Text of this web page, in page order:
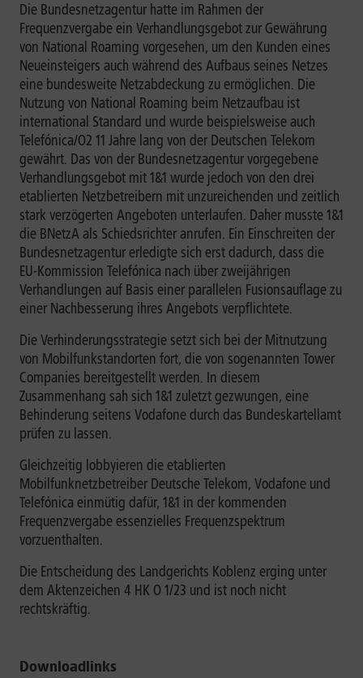
Die Bundesnetzagentur hatte im Rahmen der
Frequenzvergabe ein Verhandlungsgebot zur Gewährung
von National Roaming vorgesehen, um den Kunden eines
Neueinsteigers auch während des Aufbaus seines Netzes
eine bundesweite Netzabdeckung zu ermöglichen. Die
Nutzung von National Roaming beim Netzaufbau ist
international Standard und wurde beispielsweise auch
Telefónica/O2 11 Jahre lang von der Deutschen Telekom
gewährt. Das von der Bundesnetzagentur vorgegebene
Verhandlungsgebot mit 1&1 wurde jedoch von den drei
etablierten Netzbetreibern mit unzureichenden und zeitlich
stark verzögerten Angeboten unterlaufen. Daher musste 1&1
die BNetzA als Schiedsrichter anrufen. Ein Einschreiten der
Bundesnetzagentur erledigte sich erst dadurch, dass die
EU-Kommission Telefónica nach über zweijährigen
Verhandlungen auf Basis einer parallelen Fusionsauflage zu
einer Nachbesserung ihres Angebots verpflichtete.
Die Verhinderungsstrategie setzt sich bei der Mitnutzung
von Mobilfunkstandorten fort, die von sogenannten Tower
Companies bereitgestellt werden. In diesem
Zusammenhang sah sich 1&1 zuletzt gezwungen, eine
Behinderung seitens Vodafone durch das Bundeskartellamt
prüfen zu lassen.
Gleichzeitig lobbyieren die etablierten
Mobilfunknetzbetreiber Deutsche Telekom, Vodafone und
Telefónica einmütig dafür, 1&1 in der kommenden
Frequenzvergabe essenzielles Frequenzspektrum
vorzuenthalten.
Die Entscheidung des Landgerichts Koblenz erging unter
dem Aktenzeichen 4 HK O 1/23 und ist noch nicht
rechtskräftig.
Downloadlinks